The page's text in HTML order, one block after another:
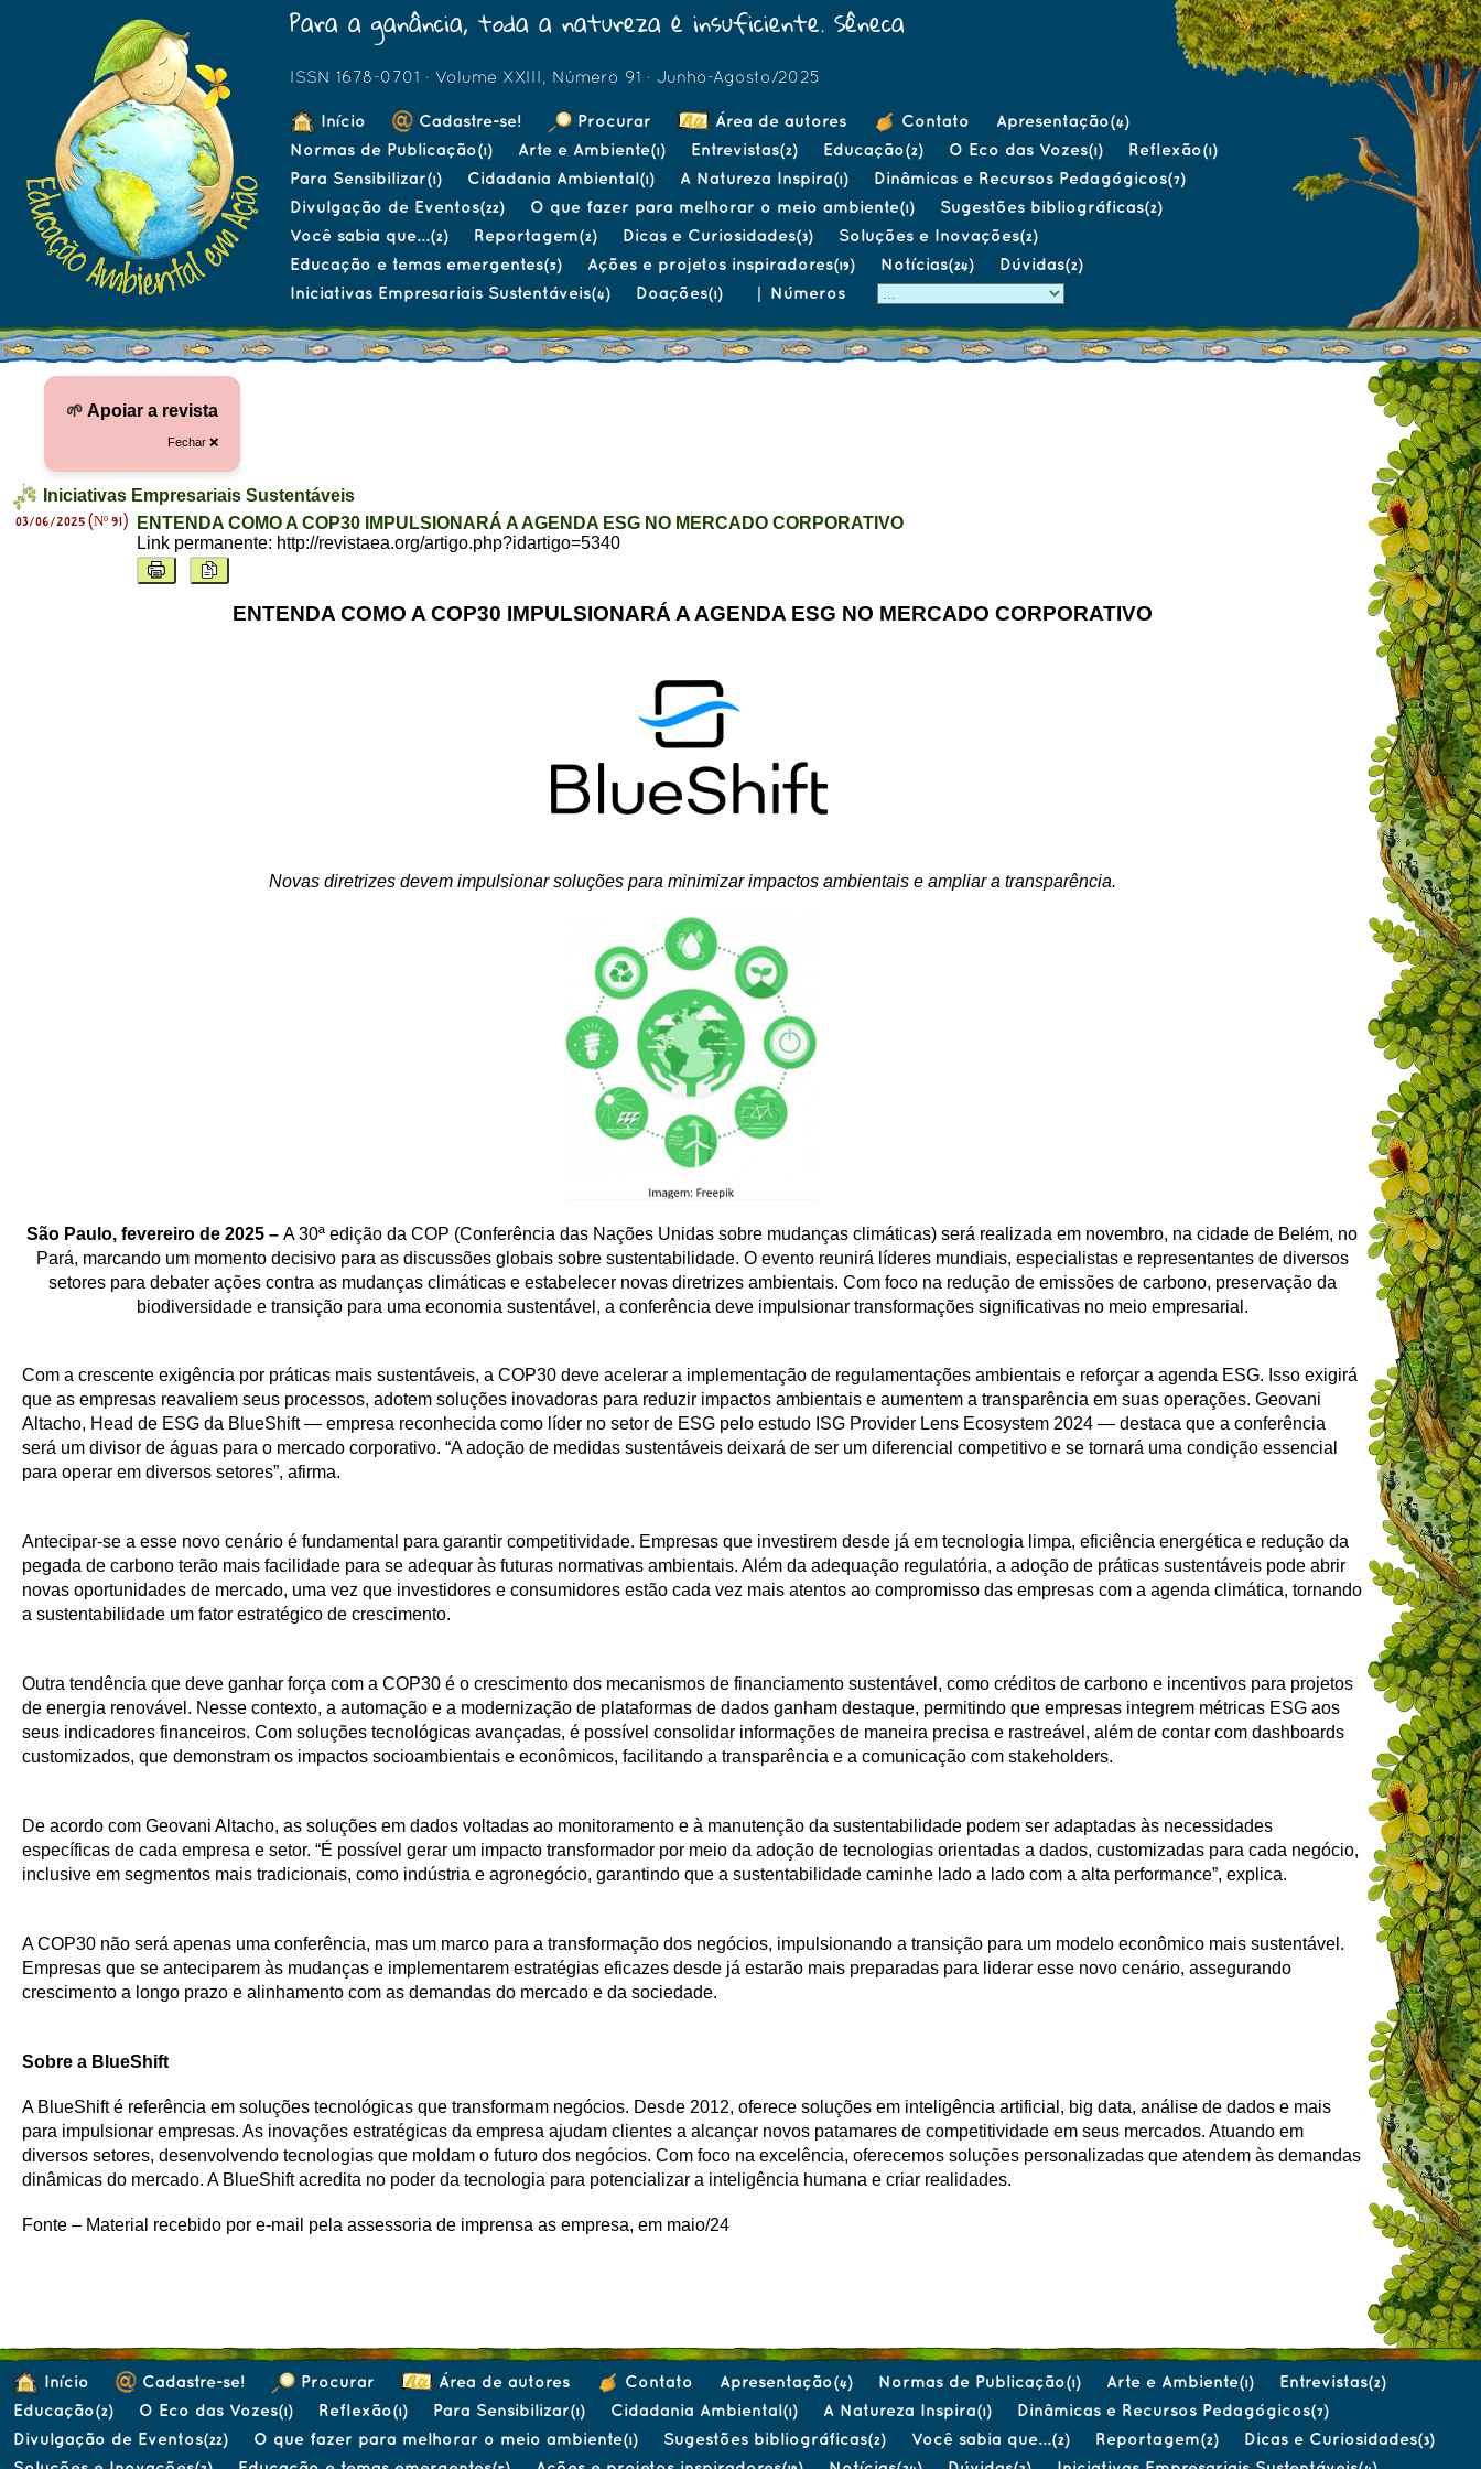
Para a ganância, toda a natureza é insuficiente. Sêneca
ISSN 1678-0701 · Volume XXIII, Número 91 · Junho-Agosto/2025
Início Cadastre-se! Procurar Área de autores Contato Apresentação(4)
Normas de Publicação(1) Arte e Ambiente(1) Entrevistas(2) Educação(2) O Eco das Vozes(1) Reflexão(1)
Para Sensibilizar(1) Cidadania Ambiental(1) A Natureza Inspira(1) Dinâmicas e Recursos Pedagógicos(7)
Divulgação de Eventos(22) O que fazer para melhorar o meio ambiente(1) Sugestões bibliográficas(2)
Você sabia que...(2) Reportagem(2) Dicas e Curiosidades(3) Soluções e Inovações(2)
Educação e temas emergentes(5) Ações e projetos inspiradores(19) Notícias(24) Dúvidas(2)
Iniciativas Empresariais Sustentáveis(4) Doações(1) | Números
🌱 Apoiar a revista
Fechar ❌
Iniciativas Empresariais Sustentáveis
03/06/2025 (Nº 91)
ENTENDA COMO A COP30 IMPULSIONARÁ A AGENDA ESG NO MERCADO CORPORATIVO
Link permanente: http://revistaea.org/artigo.php?idartigo=5340
ENTENDA COMO A COP30 IMPULSIONARÁ A AGENDA ESG NO MERCADO CORPORATIVO
Novas diretrizes devem impulsionar soluções para minimizar impactos ambientais e ampliar a transparência.
São Paulo, fevereiro de 2025 – A 30ª edição da COP (Conferência das Nações Unidas sobre mudanças climáticas) será realizada em novembro, na cidade de Belém, no
Pará, marcando um momento decisivo para as discussões globais sobre sustentabilidade. O evento reunirá líderes mundiais, especialistas e representantes de diversos
setores para debater ações contra as mudanças climáticas e estabelecer novas diretrizes ambientais. Com foco na redução de emissões de carbono, preservação da
biodiversidade e transição para uma economia sustentável, a conferência deve impulsionar transformações significativas no meio empresarial.
Com a crescente exigência por práticas mais sustentáveis, a COP30 deve acelerar a implementação de regulamentações ambientais e reforçar a agenda ESG. Isso exigirá
que as empresas reavaliem seus processos, adotem soluções inovadoras para reduzir impactos ambientais e aumentem a transparência em suas operações. Geovani
Altacho, Head de ESG da BlueShift — empresa reconhecida como líder no setor de ESG pelo estudo ISG Provider Lens Ecosystem 2024 — destaca que a conferência
será um divisor de águas para o mercado corporativo. “A adoção de medidas sustentáveis deixará de ser um diferencial competitivo e se tornará uma condição essencial
para operar em diversos setores”, afirma.
Antecipar-se a esse novo cenário é fundamental para garantir competitividade. Empresas que investirem desde já em tecnologia limpa, eficiência energética e redução da
pegada de carbono terão mais facilidade para se adequar às futuras normativas ambientais. Além da adequação regulatória, a adoção de práticas sustentáveis pode abrir
novas oportunidades de mercado, uma vez que investidores e consumidores estão cada vez mais atentos ao compromisso das empresas com a agenda climática, tornando
a sustentabilidade um fator estratégico de crescimento.
Outra tendência que deve ganhar força com a COP30 é o crescimento dos mecanismos de financiamento sustentável, como créditos de carbono e incentivos para projetos
de energia renovável. Nesse contexto, a automação e a modernização de plataformas de dados ganham destaque, permitindo que empresas integrem métricas ESG aos
seus indicadores financeiros. Com soluções tecnológicas avançadas, é possível consolidar informações de maneira precisa e rastreável, além de contar com dashboards
customizados, que demonstram os impactos socioambientais e econômicos, facilitando a transparência e a comunicação com stakeholders.
De acordo com Geovani Altacho, as soluções em dados voltadas ao monitoramento e à manutenção da sustentabilidade podem ser adaptadas às necessidades
específicas de cada empresa e setor. “É possível gerar um impacto transformador por meio da adoção de tecnologias orientadas a dados, customizadas para cada negócio,
inclusive em segmentos mais tradicionais, como indústria e agronegócio, garantindo que a sustentabilidade caminhe lado a lado com a alta performance”, explica.
A COP30 não será apenas uma conferência, mas um marco para a transformação dos negócios, impulsionando a transição para um modelo econômico mais sustentável.
Empresas que se anteciparem às mudanças e implementarem estratégias eficazes desde já estarão mais preparadas para liderar esse novo cenário, assegurando
crescimento a longo prazo e alinhamento com as demandas do mercado e da sociedade.
Sobre a BlueShift
A BlueShift é referência em soluções tecnológicas que transformam negócios. Desde 2012, oferece soluções em inteligência artificial, big data, análise de dados e mais
para impulsionar empresas. As inovações estratégicas da empresa ajudam clientes a alcançar novos patamares de competitividade em seus mercados. Atuando em
diversos setores, desenvolvendo tecnologias que moldam o futuro dos negócios. Com foco na excelência, oferecemos soluções personalizadas que atendem às demandas
dinâmicas do mercado. A BlueShift acredita no poder da tecnologia para potencializar a inteligência humana e criar realidades.
Fonte – Material recebido por e-mail pela assessoria de imprensa as empresa, em maio/24
Início Cadastre-se! Procurar Área de autores Contato Apresentação(4) Normas de Publicação(1) Arte e Ambiente(1) Entrevistas(2)
Educação(2) O Eco das Vozes(1) Reflexão(1) Para Sensibilizar(1) Cidadania Ambiental(1) A Natureza Inspira(1) Dinâmicas e Recursos Pedagógicos(7)
Divulgação de Eventos(22) O que fazer para melhorar o meio ambiente(1) Sugestões bibliográficas(2) Você sabia que...(2) Reportagem(2) Dicas e Curiosidades(3)